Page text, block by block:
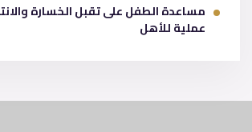
مساعدة الطفل على تقبل الخسارة
عملية للأهل